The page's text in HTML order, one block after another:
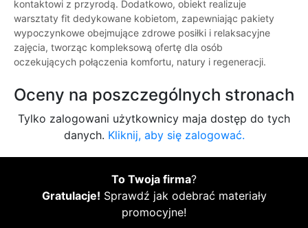
kontaktowi z przyrodą. Dodatkowo, obiekt realizuje
warsztaty fit dedykowane kobietom, zapewniając pakiety
wypoczynkowe obejmujące zdrowe posiłki i relaksacyjne
zajęcia, tworząc kompleksową ofertę dla osób
oczekujących połączenia komfortu, natury i regeneracji.
Oceny na poszczególnych stronach
Tylko zalogowani użytkownicy maja dostęp do tych
danych. Kliknij, aby się zalogować.
To Twoja firma?
Gratulacje! Sprawdź jak odebrać materiały
promocyjne!